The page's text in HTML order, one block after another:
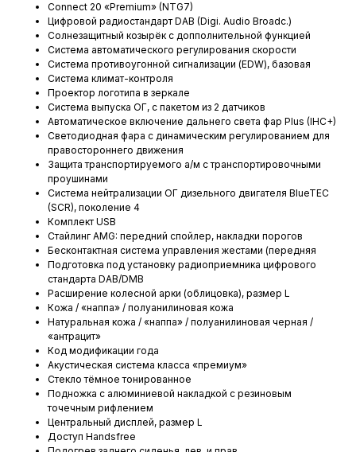
Connect 20 «Premium» (NTG7)
Цифровой радиостандарт DAB (Digi. Audio Broadc.)
Солнезащитный козырёк с допполнительной функцией
Система автоматического регулирования скорости
Система противоугонной сигнализации (EDW), базовая
Система климат-контроля
Проектор логотипа в зеркале
Система выпуска ОГ, с пакетом из 2 датчиков
Автоматическое включение дальнего света фар Plus (IHC+)
Светодиодная фара с динамическим регулированием для
правостороннего движения
Защита транспортируемого а/м с транспортировочными
проушинами
Система нейтрализации ОГ дизельного двигателя BlueTEC
(SCR), поколение 4
Комплект USB
Стайлинг AMG: передний спойлер, накладки порогов
Бесконтактная система управления жестами (передняя
Подготовка под установку радиоприемника цифрового
стандарта DAB/DMB
Расширение колесной арки (облицовка), размер L
Кожа / «наппа» / полуанилиновая кожа
Натуральная кожа / «наппа» / полуанилиновая черная /
«антрацит»
Код модификации года
Акустическая система класса «премиум»
Стекло тёмное тонированное
Подножка с алюминиевой накладкой с резиновым
точечным рифлением
Центральный дисплей, размер L
Доступ Handsfree